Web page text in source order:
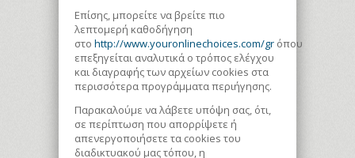
Eπίσης, μπορείτε να βρείτε πιο
λεπτομερή καθοδήγηση
στο http://www.youronlinechoices.com/gr όπου
επεξηγείται αναλυτικά ο τρόπος ελέγχου
και διαγραφής των αρχείων cookies στα
περισσότερα προγράμματα περιήγησης.
Παρακαλούμε να λάβετε υπόψη σας, ότι,
σε περίπτωση που απορρίψετε ή
απενεργοποιήσετε τα cookies του
διαδικτυακού μας τόπου, η